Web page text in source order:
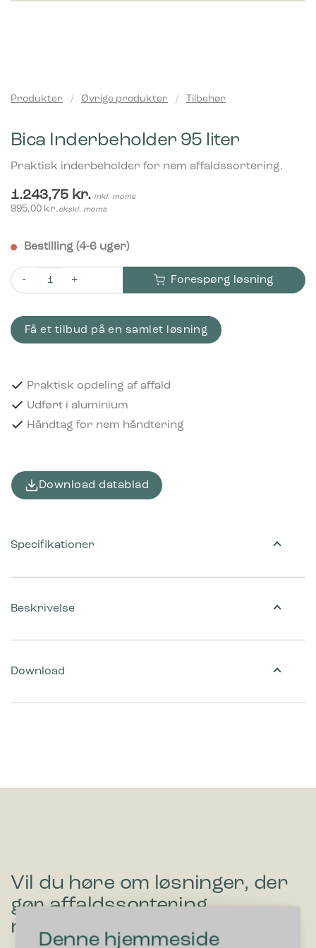
Denne hjemmeside
Produkter / Øvrige produkter / Tilbehør
Bica Inderbeholder 95 liter
Praktisk inderbeholder for nem affaldssortering.
1.243,75 kr. inkl. moms
995,00 kr.ekskl. moms
Bestilling (4-6 uger)
Bica Inderbeholder 95 liter antal
Forespørg løsning
Få et tilbud på en samlet løsning
Praktisk opdeling af affald
Udført i aluminium
Håndtag for nem håndtering
Download datablad
Beskrivelse
Download
Specifikationer
Vil du høre om løsninger, der
gør affaldssortering
nemmere?